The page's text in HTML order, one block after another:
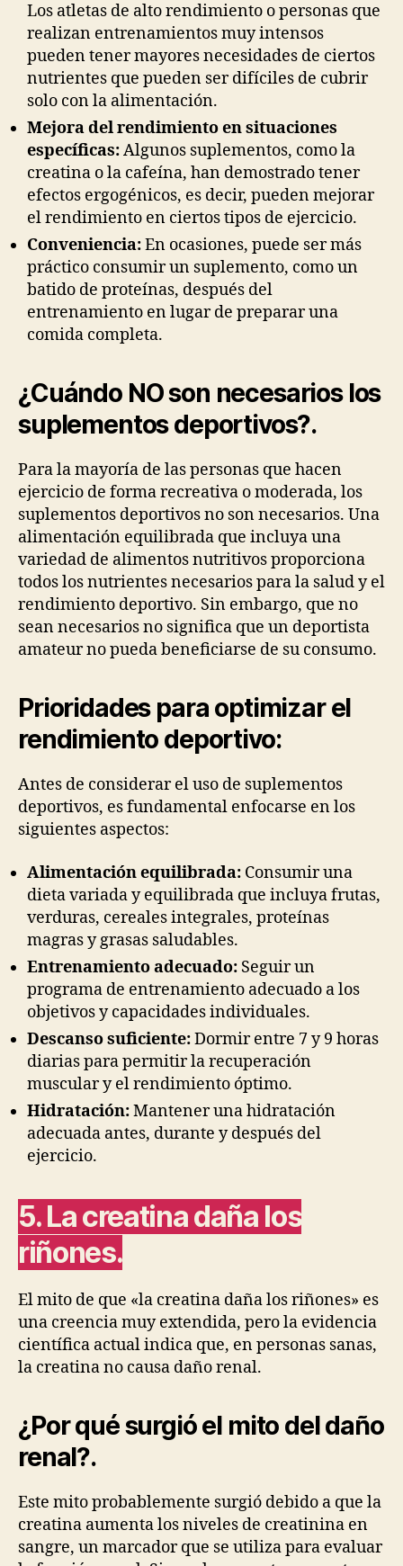
Los atletas de alto rendimiento o personas que
realizan entrenamientos muy intensos
pueden tener mayores necesidades de ciertos
nutrientes que pueden ser difíciles de cubrir
solo con la alimentación.
Mejora del rendimiento en situaciones
específicas:Algunos suplementos, como la
creatina o la cafeína, han demostrado tener
efectos ergogénicos, es decir, pueden mejorar
el rendimiento en ciertos tipos de ejercicio.
Conveniencia:En ocasiones, puede ser más
práctico consumir un suplemento, como un
batido de proteínas, después del
entrenamiento en lugar de preparar una
comida completa.
¿Cuándo NO son necesarios los
suplementos deportivos?.
Para la mayoría de las personas que hacen
ejercicio de forma recreativa o moderada, los
suplementos deportivos no son necesarios. Una
alimentación equilibrada que incluya una
variedad de alimentos nutritivos proporciona
todos los nutrientes necesarios para la salud y el
rendimiento deportivo. Sin embargo, que no
sean necesarios no significa que un deportista
amateur no pueda beneficiarse de su consumo.
Prioridades para optimizar el
rendimiento deportivo:
Antes de considerar el uso de suplementos
deportivos, es fundamental enfocarse en los
siguientes aspectos:
Alimentación equilibrada: Consumir una
dieta variada y equilibrada que incluya frutas,
verduras, cereales integrales, proteínas
magras y grasas saludables.
Entrenamiento adecuado: Seguir un
programa de entrenamiento adecuado a los
objetivos y capacidades individuales.
Descanso suficiente:Dormir entre 7 y 9 horas
diarias para permitir la recuperación
muscular y el rendimiento óptimo.
Hidratación:Mantener una hidratación
adecuada antes, durante y después del
ejercicio.
5. La creatina daña los
riñones.
El mito de que «la creatina daña los riñones» es
una creencia muy extendida, pero la evidencia
científica actual indica que, en personas sanas,
la creatina no causa daño renal.
¿Por qué surgió el mito del daño
renal?.
Este mito probablemente surgió debido a que la
creatina aumenta los niveles de creatinina en
sangre, un marcador que se utiliza para evaluar